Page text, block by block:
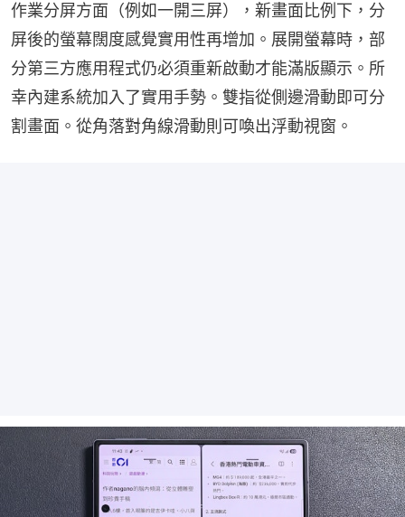
作業分屏方面（例如一開三屏），新畫面比例下，分
屏後的螢幕闊度感覺實用性再增加。展開螢幕時，部
分第三方應用程式仍必須重新啟動才能滿版顯示。所
幸內建系統加入了實用手勢。雙指從側邊滑動即可分
割畫面。從角落對角線滑動則可喚出浮動視窗。